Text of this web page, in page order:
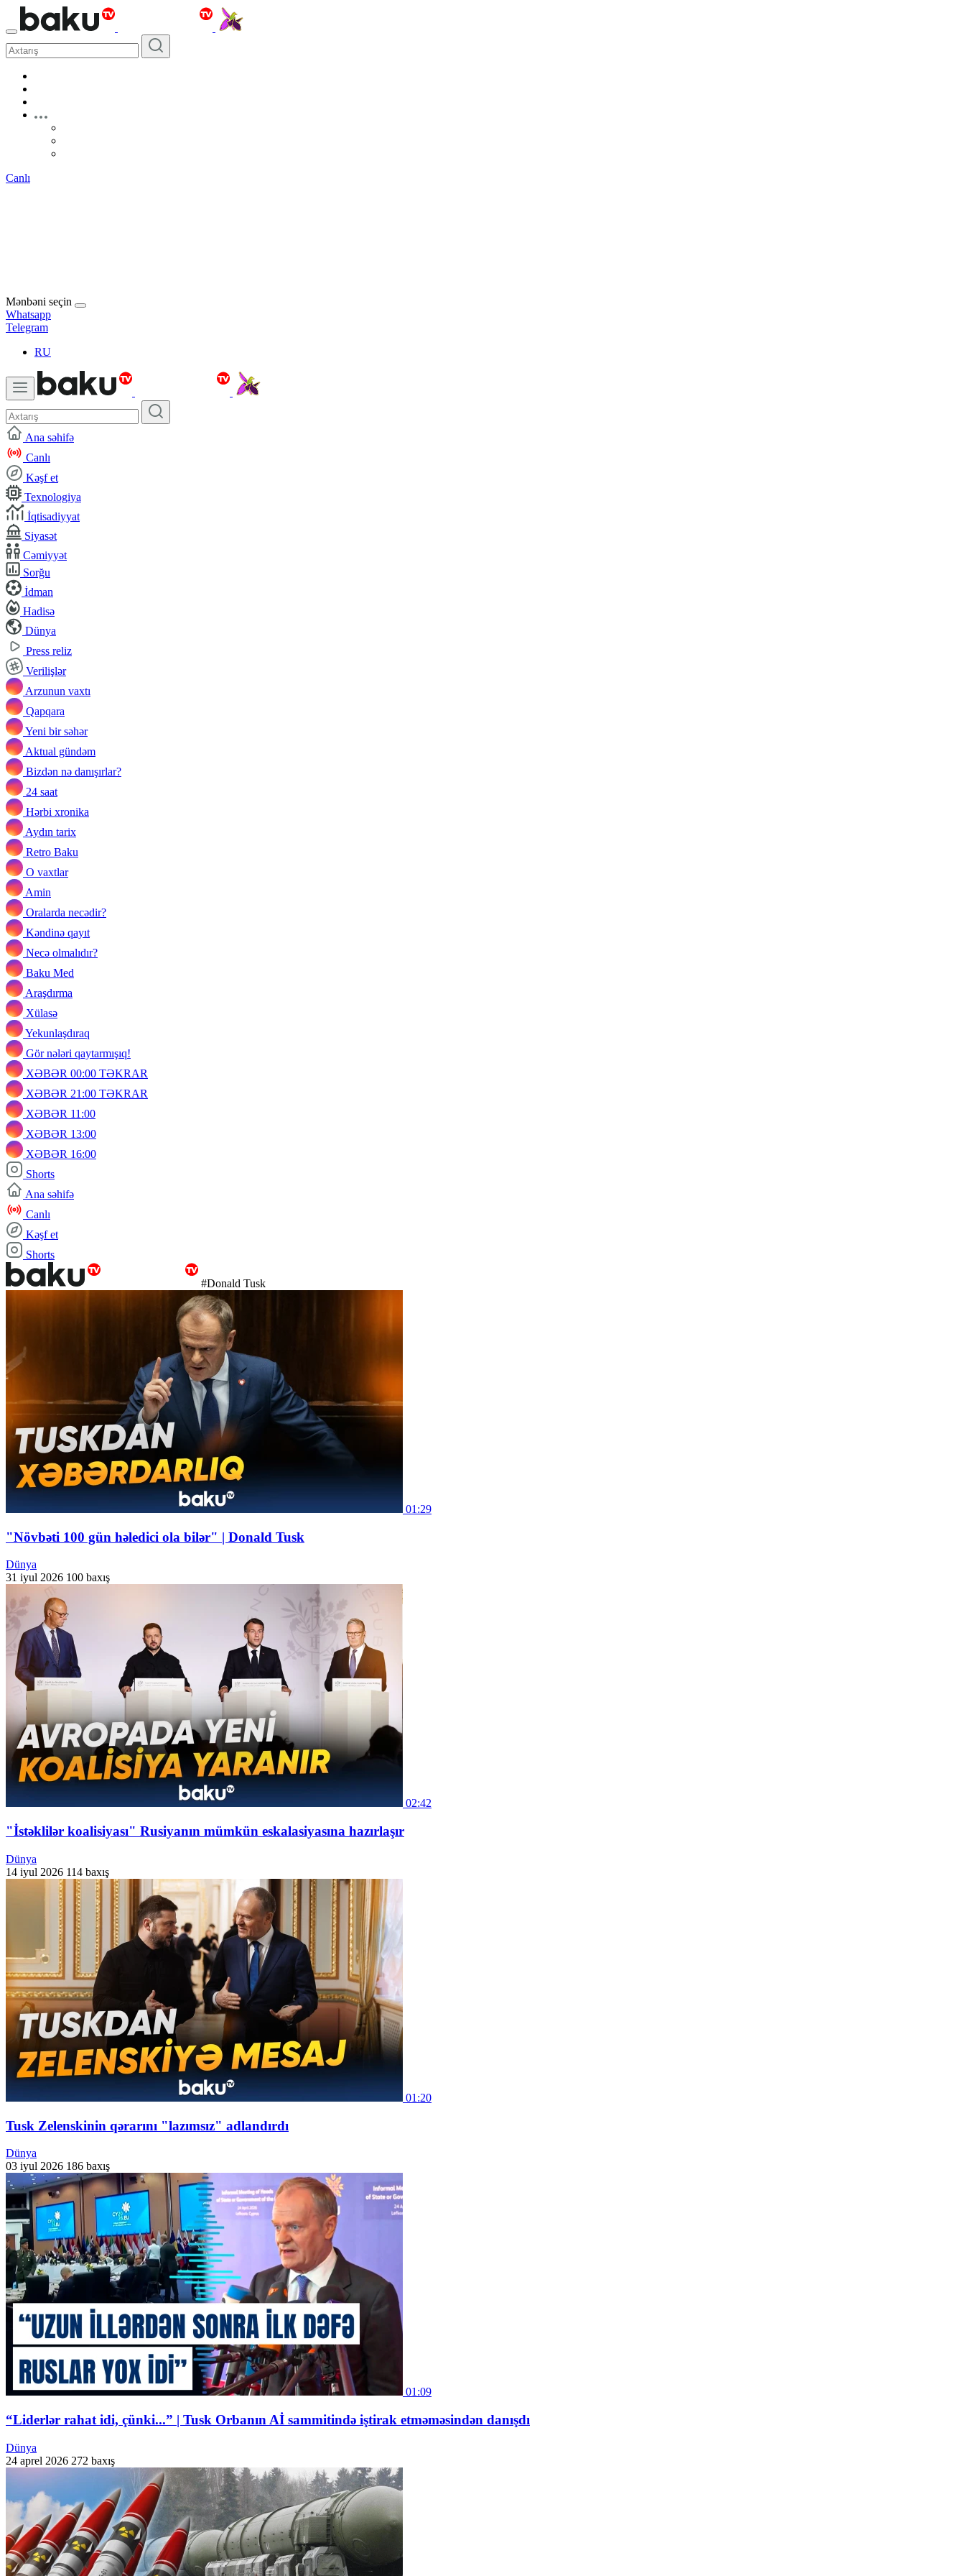
Canlı
Mənbəni seçin
Whatsapp
Telegram
RU
Ana səhifə
Canlı
Kəşf et
Texnologiya
İqtisadiyyat
Siyasət
Cəmiyyət
Sorğu
İdman
Hadisə
Dünya
Press reliz
Verilişlər
Arzunun vaxtı
Qapqara
Yeni bir səhər
Aktual gündəm
Bizdən nə danışırlar?
24 saat
Hərbi xronika
Aydın tarix
Retro Baku
O vaxtlar
Amin
Oralarda necədir?
Kəndinə qayıt
Necə olmalıdır?
Baku Med
Araşdırma
Xülasə
Yekunlaşdıraq
Gör nələri qaytarmışıq!
XƏBƏR 00:00 TƏKRAR
XƏBƏR 21:00 TƏKRAR
XƏBƏR 11:00
XƏBƏR 13:00
XƏBƏR 16:00
Shorts
Ana səhifə
Canlı
Kəşf et
Shorts
#Donald Tusk
01:29
"Növbəti 100 gün həledici ola bilər" | Donald Tusk
Dünya
31 iyul 2026 100 baxış
02:42
"İstəklilər koalisiyası" Rusiyanın mümkün eskalasiyasına hazırlaşır
Dünya
14 iyul 2026 114 baxış
01:20
Tusk Zelenskinin qərarını "lazımsız" adlandırdı
Dünya
03 iyul 2026 186 baxış
01:09
“Liderlər rahat idi, çünki...” | Tusk Orbanın Aİ sammitində iştirak etməməsindən danışdı
Dünya
24 aprel 2026 272 baxış